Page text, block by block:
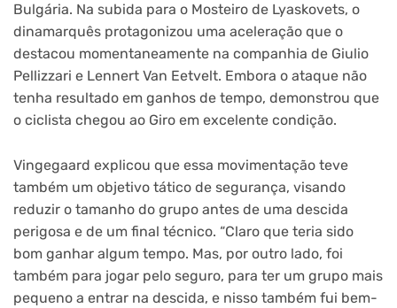
Bulgária. Na subida para o Mosteiro de Lyaskovets, o
dinamarquês protagonizou uma aceleração que o
destacou momentaneamente na companhia de Giulio
Pellizzari e Lennert Van Eetvelt. Embora o ataque não
tenha resultado em ganhos de tempo, demonstrou que
o ciclista chegou ao Giro em excelente condição.
Vingegaard explicou que essa movimentação teve
também um objetivo tático de segurança, visando
reduzir o tamanho do grupo antes de uma descida
perigosa e de um final técnico. “Claro que teria sido
bom ganhar algum tempo. Mas, por outro lado, foi
também para jogar pelo seguro, para ter um grupo mais
pequeno a entrar na descida, e nisso também fui bem-